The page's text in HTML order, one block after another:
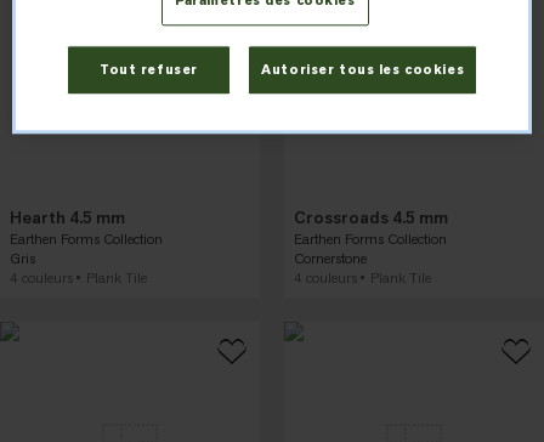
Hearth 4.5 mm
Earthen Forms Collection
Gris
4 couleurs
Plank Tile
Crossroads 4.5 mm
Earthen Forms Collection
Cornerstone
4 couleurs
Plank Tile
Tout refuser Autoriser tous les cookies